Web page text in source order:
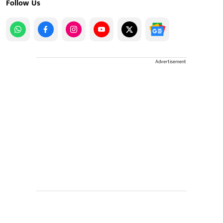
Follow Us
Advertisement